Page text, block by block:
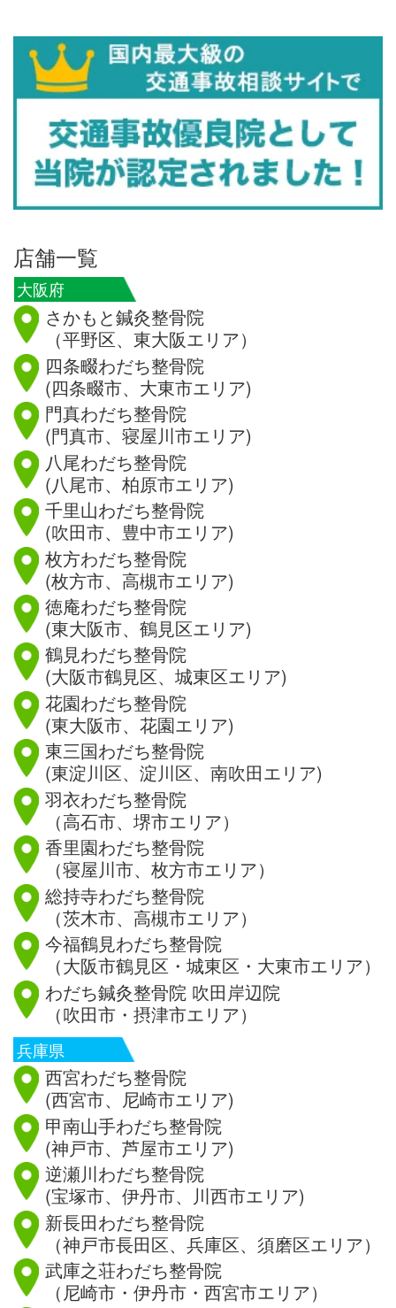
店舗一覧
大阪府
さかもと鍼灸整骨院
（平野区、東大阪エリア）
四条畷わだち整骨院
(四条畷市、大東市エリア)
門真わだち整骨院
(門真市、寝屋川市エリア)
八尾わだち整骨院
(八尾市、柏原市エリア)
千里山わだち整骨院
(吹田市、豊中市エリア)
枚方わだち整骨院
(枚方市、高槻市エリア)
徳庵わだち整骨院
(東大阪市、鶴見区エリア)
鶴見わだち整骨院
(大阪市鶴見区、城東区エリア)
花園わだち整骨院
(東大阪市、花園エリア)
東三国わだち整骨院
(東淀川区、淀川区、南吹田エリア)
羽衣わだち整骨院
（高石市、堺市エリア）
香里園わだち整骨院
（寝屋川市、枚方市エリア）
総持寺わだち整骨院
（茨木市、高槻市エリア）
今福鶴見わだち整骨院
（大阪市鶴見区・城東区・大東市エリア）
わだち鍼灸整骨院 吹田岸辺院
（吹田市・摂津市エリア）
兵庫県
西宮わだち整骨院
(西宮市、尼崎市エリア)
甲南山手わだち整骨院
(神戸市、芦屋市エリア)
逆瀬川わだち整骨院
(宝塚市、伊丹市、川西市エリア)
新長田わだち整骨院
（神戸市長田区、兵庫区、須磨区エリア）
武庫之荘わだち整骨院
（尼崎市・伊丹市・西宮市エリア）